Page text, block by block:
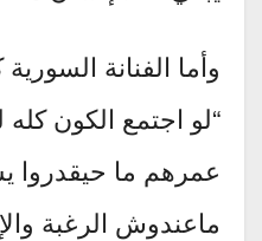
وأما الفنانة
“‏لو اجتمع الكون
عمرهم ما حيقدروا
ماعندوش الرغبة